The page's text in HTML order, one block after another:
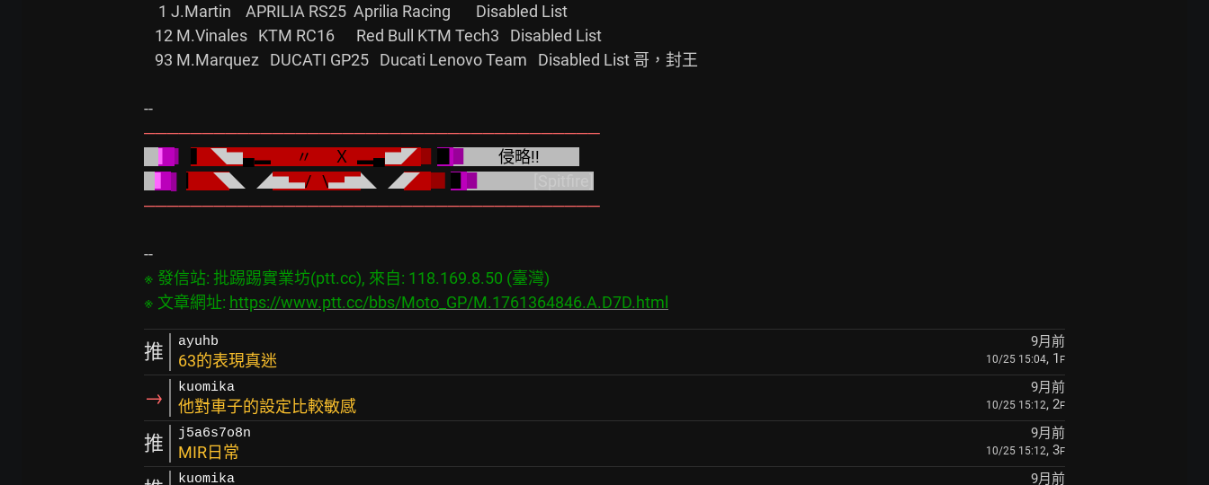
───────────────────────────────────────
◥▆▄▂       〃      Ｘ  ▂▄▆◤
侵略!!
  ◥
◣   ◢▆▃/   \▃▆◣   ◢ ◤
───────────────────────────────────────
※ 發信站: 批踢踢實業坊(ptt.cc), 來自: 118.169.8.50 (臺灣)
※ 文章網址: https://www.ptt.cc/bbs/Moto_GP/M.1761364846.A.D7D.html
推 ayuhb 9月前
63的表現真迷 10/25 15:04, 1 F
→ kuomika 9月前
他對車子的設定比較敏感 10/25 15:12, 2F
推 j5a6s7o8n 9月前
MIR日常 10/25 15:12, 3F
kuomika 9月前